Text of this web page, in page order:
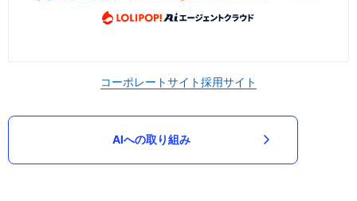
コーポレートサイト採用サイト
AIへの取り組み